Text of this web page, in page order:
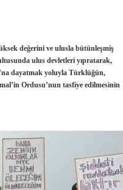
değerini ve ulusla bütünleşmiş
ulus devletleri yıpratarak,
dayatmak yoluyla Türklüğün,
Ordusu’nun tasfiye edilmesinin